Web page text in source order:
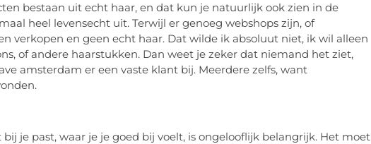
bestaan uit echt haar, en dat kun je natuurlijk ook zien in de
heel levensecht uit. Terwijl er genoeg webshops zijn, of
verkopen en geen echt haar. Dat wilde ik absoluut niet, ik wil alleen
of andere haarstukken. Dan weet je zeker dat niemand het ziet,
amsterdam er een vaste klant bij. Meerdere zelfs, want
je past, waar je je goed bij voelt, is ongelooflijk belangrijk. Het moet